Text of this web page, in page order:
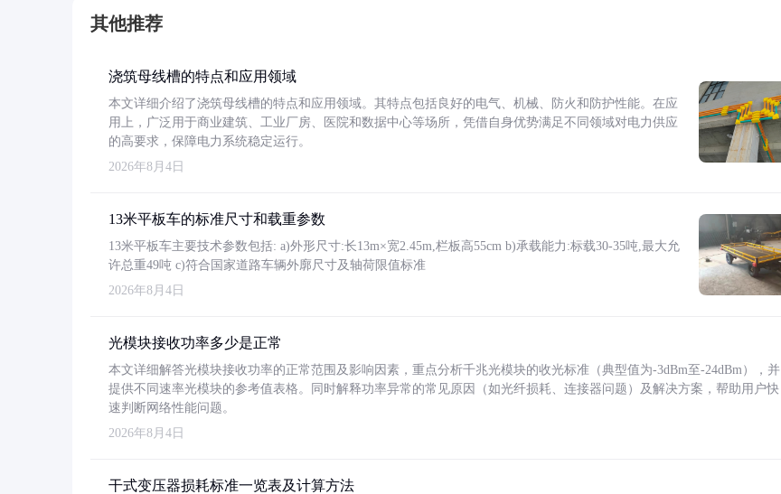
其他推荐
浇筑母线槽的特点和应用领域
本文详细介绍了浇筑母线槽的特点和应用领域。其特点包括良好的电气、机械、防火和防护性能。在应
用上，广泛用于商业建筑、工业厂房、医院和数据中心等场所，凭借自身优势满足不同领域对电力供应
的高要求，保障电力系统稳定运行。
2026年8月4日
13米平板车的标准尺寸和载重参数
13米平板车主要技术参数包括: a)外形尺寸:长13m×宽2.45m,栏板高55cm b)承载能力:标载30-35吨,最大允
许总重49吨 c)符合国家道路车辆外廓尺寸及轴荷限值标准
2026年8月4日
光模块接收功率多少是正常
本文详细解答光模块接收功率的正常范围及影响因素，重点分析千兆光模块的收光标准（典型值为-3dBm至-24dBm），并
提供不同速率光模块的参考值表格。同时解释功率异常的常见原因（如光纤损耗、连接器问题）及解决方案，帮助用户快
速判断网络性能问题。
2026年8月4日
干式变压器损耗标准一览表及计算方法